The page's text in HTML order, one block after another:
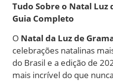
Tudo Sobre o Natal Luz
Guia Completo
O Natal da Luz de
celebrações natalinas
do Brasil e a edição de
mais incrível do que